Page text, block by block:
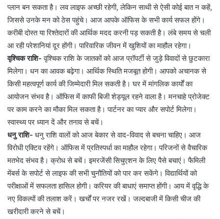
प्लान बन सकता है। लव लाइफ अच्छी रहेगी, लेकिन साथी से ऐसी कोई बात न कहें,
जिससे उनके मन को ठेस पहुंचे। आज आपके ऑफिस के सभी कार्य सफल होंगे।
करीबी दोस्त या रिश्तेदारों की आर्थिक मदद करनी पड़ सकती है। लंबे समय से चली
आ रही परेशानियां दूर होंगी। पारिवारिक जीवन में खुशियों का माहौल रहेगा।
वृश्चिक राशि- वृश्चिक राशि के जातकों को आज प्रॉपर्टी से जुड़े विवादों से छुटकारा
मिलेगा। धन का आवक बढ़ेगा। आर्थिक स्थिति मजबूत होगी। आपको अचानक से
किसी महत्वपूर्ण कार्य की जिम्मेदारी मिल सकती है। घर में मांगलिक कार्यों का
आयोजन संभव है। ऑफिस में काफी बिजी शेड्यूल रहने वाला है। मनचाहे प्रोजेक्ट
पर काम करने का मौका मिल सकता है। पार्टनर का प्यार और सपोर्ट मिलेगा।
स्वास्थ्य पर ध्यान दें और तनाव से बचें।
धनु राशि- धनु राशि वालों को आज बेकार से वाद-विवाद से बचना चाहिए। आज
विरोधी एक्टिव रहेंगे। ऑफिस में प्रतिस्पर्धा का माहौल रहेगा। परिजनों से वैचारिक
मतभेद संभव है। क्रोध से बचें। इमरजेंसी सिचुएशन के लिए पैसे बचाएं। फैमिली
मेंबर्स के सपोर्ट से लाइफ की सभी चुनौतियों को पार कर सकेंगे। विद्यार्थियों को
परीक्षाओं में सफलता हासिल होगी। करियर की बाधाएं समाप्त होंगी। आय में वृद्धि के
नए विकल्पों की तलाश करें। खर्चों पर नजर रखें। जल्दबाजी में किसी चीज की
खरीदारी करने से बचें।